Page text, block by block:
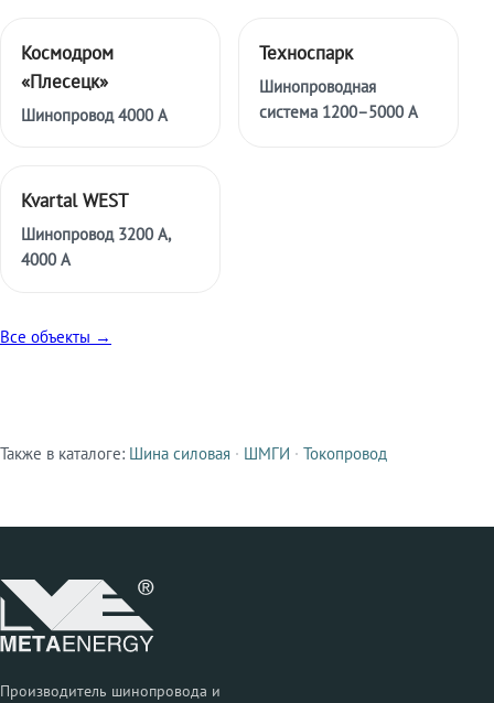
Космодром
«Плесецк»
Шинопровод 4000 А
Техноспарк
Шинопроводная
система 1200–5000 А
Kvartal WEST
Шинопровод 3200 А,
4000 А
Все объекты →
Смежные продукты
Также в каталоге: Шина силовая · ШМГИ · Токопровод
Производитель шинопровода и